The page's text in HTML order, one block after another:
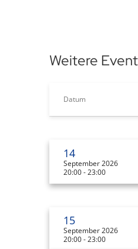
Weitere
Datum
14
September 2026
20:00 - 23:00
15
September 2026
20:00 - 23:00